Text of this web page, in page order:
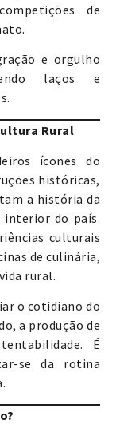
de
e orgulho
laços e
Rural
ícones do
históricas,
a história da
interior do país.
culturais
de culinária,
rural.
o cotidiano do
a produção de
É
se da rotina